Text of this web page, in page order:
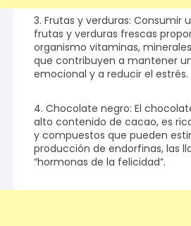
3. Frutas y verduras: Consumir
frutas y verduras frescas
organismo vitaminas,
que contribuyen a mantener
emocional y a reducir el estrés.
4. Chocolate negro: El
alto contenido de cacao, es
y compuestos que pueden
producción de endorfinas, las
“hormonas de la felicidad”.